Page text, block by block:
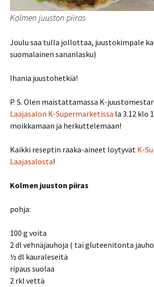
Kolmen juuston piiras
Joulu saa tulla jollottaa, juustokimpale
suomalainen sananlasku)
Ihania juustohetkiä!
P. S. Olen maistattamassa K-
Laajasalon K-Supermarketissa la 3.12 klo
moikkamaan ja herkuttelemaan!
Kaikki reseptin raaka-aineet löytyvät K-
Laajasalosta!
Kolmen juuston piiras
pohja:
100 g voita
2 dl vehnäjauhoja ( tai gluteenitonta
½ dl kauraleseitä
ripaus suolaa
2 rkl vettä